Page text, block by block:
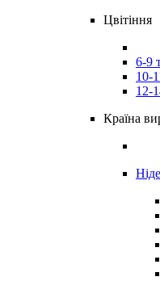
Цвітіння
6-9
10-
12-
Країна